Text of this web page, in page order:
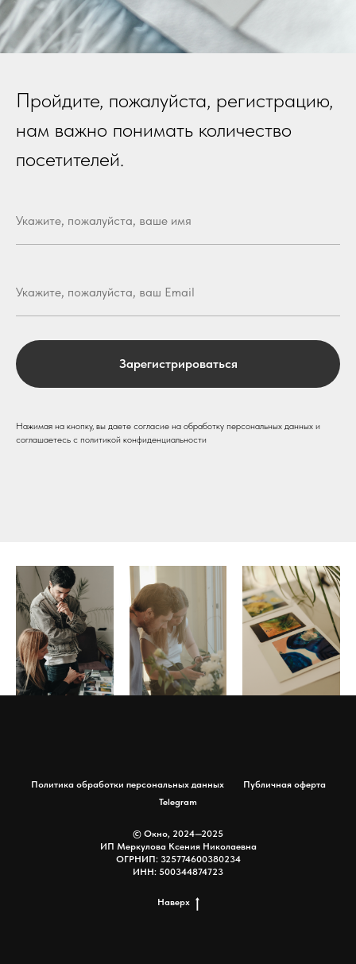
Пройдите, пожалуйста, регистрацию,
нам важно понимать количество
посетителей.
Зарегистрироваться
Нажимая на кнопку, вы даете согласие на обработку персональных данных и
соглашаетесь c политикой конфиденциальности
Политика обработки персональных данных
Публичная оферта
Telegram
© Окно, 2024—2025
ИП Меркулова Ксения Николаевна
ОГРНИП: 325774600380234
ИНН: 500344874723
Наверх